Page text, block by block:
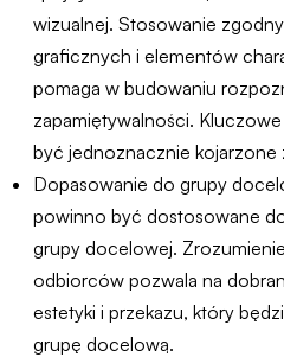
wizualnej. Stosowanie
graficznych i elementów
pomaga w budowaniu
zapamiętywalności.
być jednoznacznie kojarzone
Dopasowanie do grupy
powinno być dostosowane
grupy docelowej.
odbiorców pozwala na
estetyki i przekazu, który
grupę docelową.